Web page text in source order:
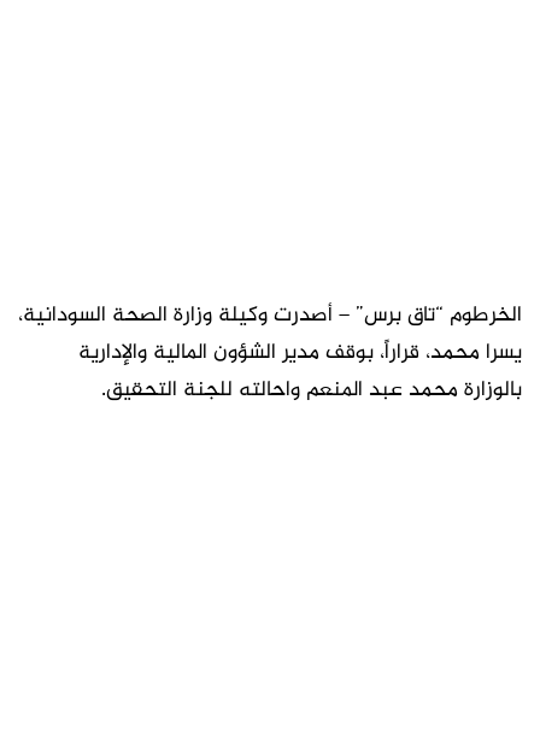
الخرطوم “تاق برس” – أصدرت وكيلة وزارة الصحة السودانية،
يسرا محمد، قراراً، بوقف مدير الشؤون المالية والإدارية
بالوزارة محمد عبد المنعم واحالته للجنة التحقيق.